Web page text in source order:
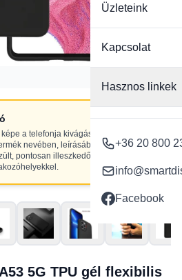
Üzleteink
Kapcsolat
Hasznos linkek
+36 20 800
Facebook
a telefonja kivágásaival, NE
nevében, leírásában szereplő
pontosan illeszkedő
5G TPU gél flexibilis